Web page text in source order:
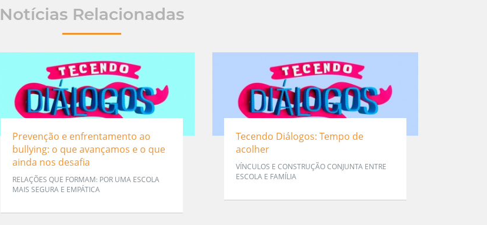
Notícias Relacionadas
Prevenção e enfrentamento ao
bullying: o que avançamos e o que
ainda nos desafia
RELAÇÕES QUE FORMAM: POR UMA ESCOLA
MAIS SEGURA E EMPÁTICA
Tecendo Diálogos: Tempo de
acolher
VÍNCULOS E CONSTRUÇÃO CONJUNTA ENTRE
ESCOLA E FAMÍLIA